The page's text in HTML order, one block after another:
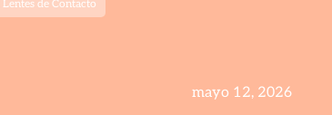
Lentes de Contacto
mayo 12, 2026